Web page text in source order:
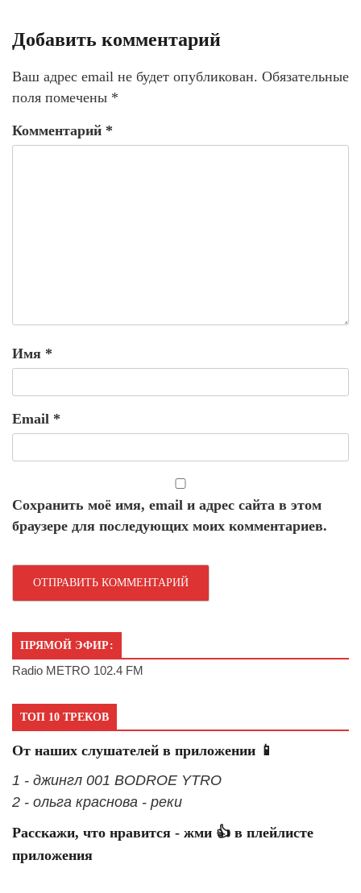
Добавить комментарий
Ваш адрес email не будет опубликован. Обязательные
поля помечены *
Комментарий *
Имя *
Email *
Сохранить моё имя, email и адрес сайта в этом
браузере для последующих моих комментариев.
ПРЯМОЙ ЭФИР:
Radio METRO 102.4 FM
ТОП 10 ТРЕКОВ
От наших слушателей в приложении 📱
1 - джингл 001 BODROE YTRO
2 - ольга краснова - реки
Расскажи, что нравится - жми 👍 в плейлисте
приложения